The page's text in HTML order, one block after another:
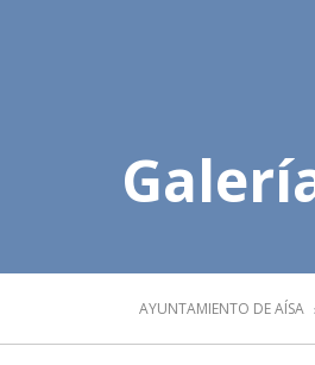
AYUNTAMIENTO DE AÍSA